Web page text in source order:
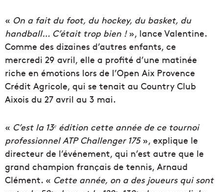
« On a fait du foot, du hockey, du basket, du
handball… C’était trop bien !», lance Valentine.
Comme des dizaines d’autres enfants, ce
mercredi 29 avril, elle a profité d’une matinée
riche en émotions lors de l’Open Aix Provence
Crédit Agricole, qui se tenait au Country Club
Aixois du 27 avril au 3 mai.
« C’est la 13ᵉ édition cette année de ce tournoi
professionnel ATP Challenger 175», explique le
directeur de l’événement, qui n’est autre que le
grand champion français de tennis, Arnaud
Clément. « Cette année, on a des joueurs qui sont